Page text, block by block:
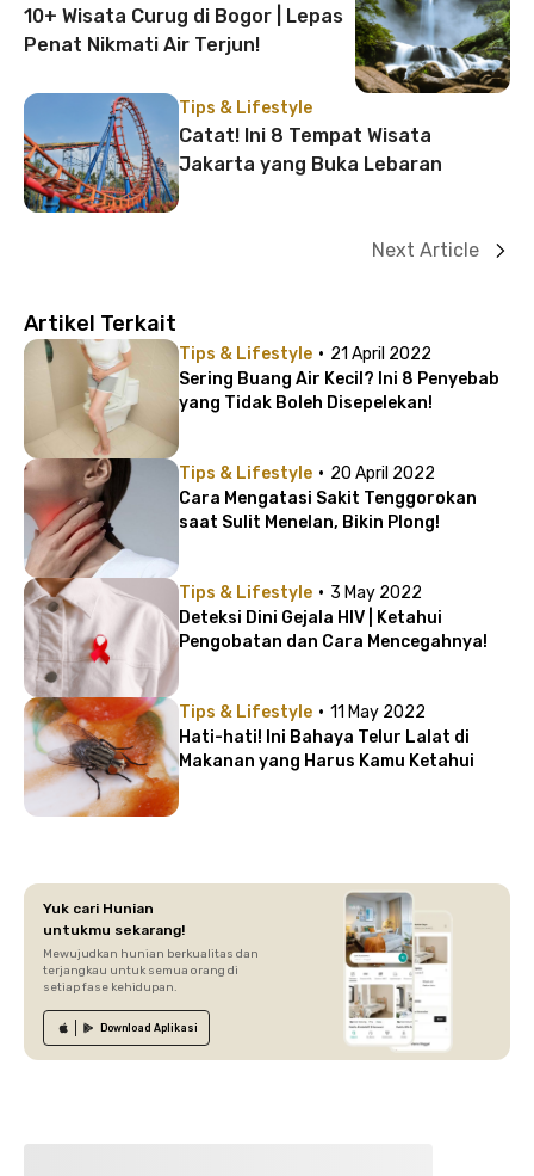
10+ Wisata Curug di Bogor | Lepas
Penat Nikmati Air Terjun!
Tips & Lifestyle
Catat! Ini 8 Tempat Wisata
Jakarta yang Buka Lebaran
Next Article
Artikel Terkait
Tips & Lifestyle · 21 April 2022
Sering Buang Air Kecil? Ini 8 Penyebab
yang Tidak Boleh Disepelekan!
Tips & Lifestyle · 20 April 2022
Cara Mengatasi Sakit Tenggorokan
saat Sulit Menelan, Bikin Plong!
Tips & Lifestyle · 3 May 2022
Deteksi Dini Gejala HIV | Ketahui
Pengobatan dan Cara Mencegahnya!
Tips & Lifestyle · 11 May 2022
Hati-hati! Ini Bahaya Telur Lalat di
Makanan yang Harus Kamu Ketahui
Yuk cari Hunian
untukmu sekarang!
Mewujudkan hunian berkualitas dan
terjangkau untuk semua orang di
setiap fase kehidupan.
Download Aplikasi